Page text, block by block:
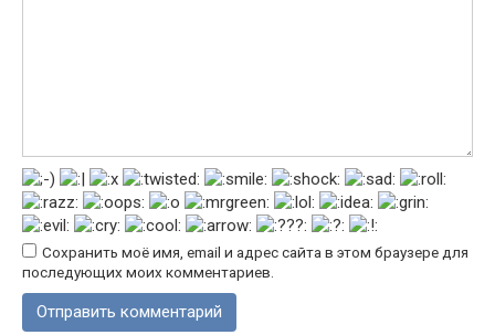
Сохранить моё имя, email и адрес сайта в этом браузере для
последующих моих комментариев.